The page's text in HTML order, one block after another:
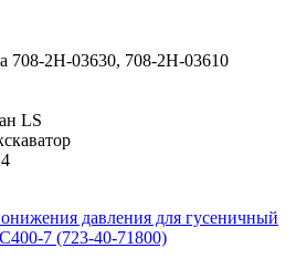
708-2H-03630, 708-2H-03610
LS